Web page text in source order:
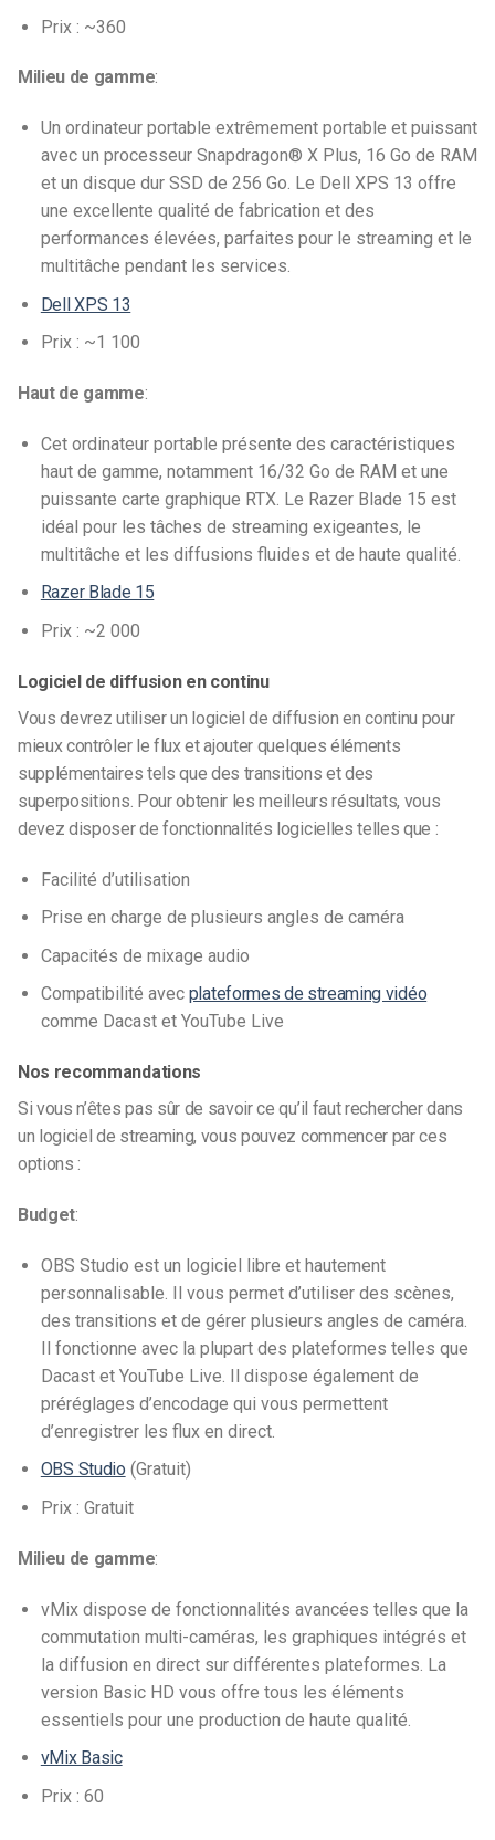
Prix : ~360
Milieu de gamme:
Un ordinateur portable extrêmement portable et puissant
avec un processeur Snapdragon® X Plus, 16 Go de RAM
et un disque dur SSD de 256 Go. Le Dell XPS 13 offre
une excellente qualité de fabrication et des
performances élevées, parfaites pour le streaming et le
multitâche pendant les services.
Dell XPS 13
Prix : ~1 100
Haut de gamme:
Cet ordinateur portable présente des caractéristiques
haut de gamme, notamment 16/32 Go de RAM et une
puissante carte graphique RTX. Le Razer Blade 15 est
idéal pour les tâches de streaming exigeantes, le
multitâche et les diffusions fluides et de haute qualité.
Razer Blade 15
Prix : ~2 000
Logiciel de diffusion en continu
Vous devrez utiliser un logiciel de diffusion en continu pour
mieux contrôler le flux et ajouter quelques éléments
supplémentaires tels que des transitions et des
superpositions. Pour obtenir les meilleurs résultats, vous
devez disposer de fonctionnalités logicielles telles que :
Facilité d’utilisation
Prise en charge de plusieurs angles de caméra
Capacités de mixage audio
Compatibilité avec plateformes de streaming vidéo
comme Dacast et YouTube Live
Nos recommandations
Si vous n’êtes pas sûr de savoir ce qu’il faut rechercher dans
un logiciel de streaming, vous pouvez commencer par ces
options :
Budget:
OBS Studio est un logiciel libre et hautement
personnalisable. Il vous permet d’utiliser des scènes,
des transitions et de gérer plusieurs angles de caméra.
Il fonctionne avec la plupart des plateformes telles que
Dacast et YouTube Live. Il dispose également de
préréglages d’encodage qui vous permettent
d’enregistrer les flux en direct.
OBS Studio (Gratuit)
Prix : Gratuit
Milieu de gamme:
vMix dispose de fonctionnalités avancées telles que la
commutation multi-caméras, les graphiques intégrés et
la diffusion en direct sur différentes plateformes. La
version Basic HD vous offre tous les éléments
essentiels pour une production de haute qualité.
vMix Basic
Prix : 60